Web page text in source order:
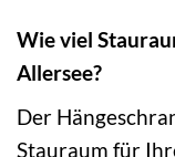
Wie viel
Allersee?
Der
Stauraum für